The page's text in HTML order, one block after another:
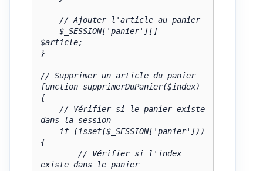
$article;
}
// Supprimer un article du panier
function supprimerDuPanier($index)
{
dans la session
{
existe dans le panier